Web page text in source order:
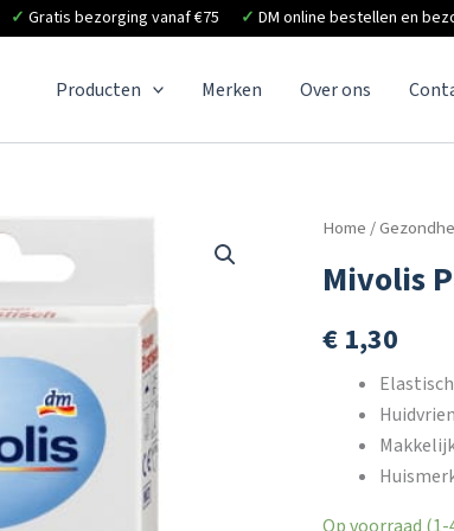
✓ Gratis bezorging vanaf €75 ✓ DM online bestellen en
Producten Merken Over ons
Home/
Mivolis
€ 1,30